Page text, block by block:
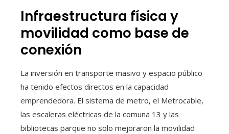
Infraestructura física y
movilidad como base de
conexión
La inversión en transporte masivo y espacio público
ha tenido efectos directos en la capacidad
emprendedora. El sistema de metro, el Metrocable,
las escaleras eléctricas de la comuna 13 y las
bibliotecas parque no solo mejoraron la movilidad